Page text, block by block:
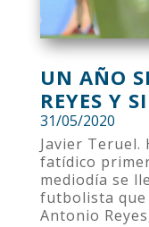
UN AÑO
REYES Y
31/05/2020
Javier Teruel.
fatídico
mediodía se
futbolista que
Antonio